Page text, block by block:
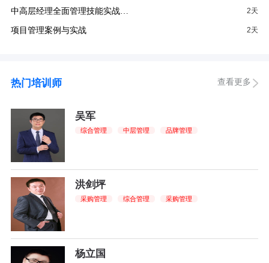
中高层经理全面管理技能实战… 2天
项目管理案例与实战 2天
热门培训师 查看更多
吴军
综合管理 中层管理 品牌管理
洪剑坪
采购管理 综合管理 采购管理
杨立国